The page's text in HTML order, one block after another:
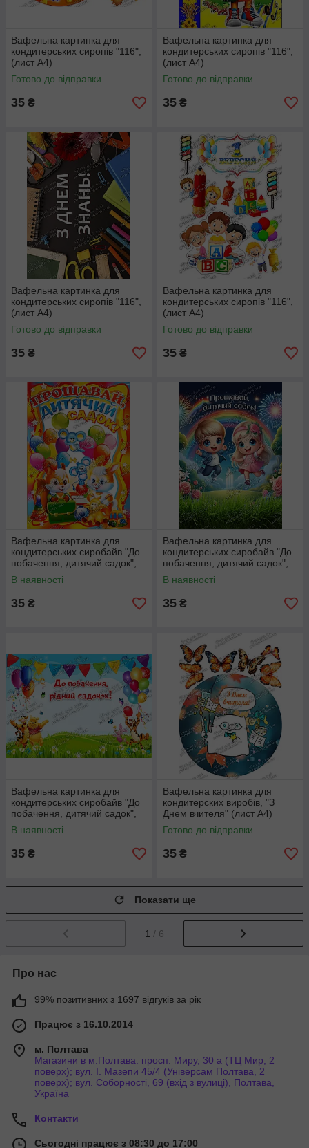
Вафельна картинка для
кондитерських сиропів "116",
(лист А4)
Готово до відправки
35 ₴
Вафельна картинка для
кондитерських сиропів "116",
(лист А4)
Готово до відправки
35 ₴
Вафельна картинка для
кондитерських сиропів "116",
(лист А4)
Готово до відправки
35 ₴
Вафельна картинка для
кондитерських сиропів "116",
(лист А4)
Готово до відправки
35 ₴
Вафельна картинка для
кондитерських сиробайв "До
побачення, дитячий садок",
(лист А4)
В наявності
35 ₴
Вафельна картинка для
кондитерських сиробайв "До
побачення, дитячий садок",
(лист А4)
В наявності
35 ₴
Вафельна картинка для
кондитерських сиробайв "До
побачення, дитячий садок",
(лист А4)
В наявності
35 ₴
Вафельна картинка для
кондитерских виробів, "З
Днем вчителя" (лист А4)
Готово до відправки
35 ₴
Показати ще
1 / 6
Про нас
99% позитивних з 1697 відгуків за рік
Працює з 16.10.2014
м. Полтава
Магазини в м.Полтава: просп. Миру, 30 а (ТЦ Мир, 2
поверх); вул. І. Мазепи 45/4 (Універсам Полтава, 2
поверх); вул. Соборності, 69 (вхід з вулиці), Полтава,
Україна
Контакти
Сьогодні працює з 08:30 до 17:00